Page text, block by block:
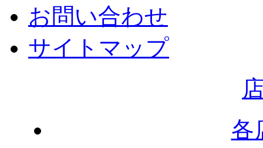
お問い合わせ
サイトマップ
各